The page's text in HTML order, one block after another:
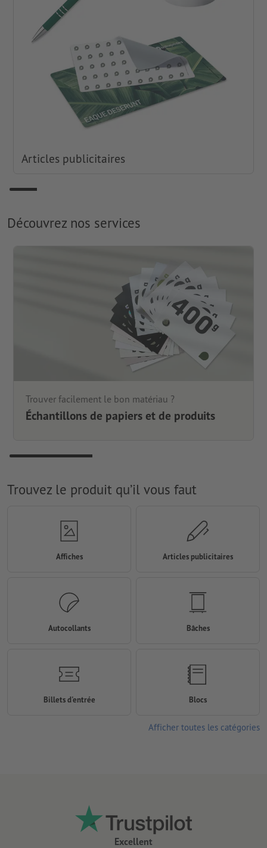
Articles publicitaires
Découvrez nos services
Trouver facilement le bon matériau ?
Échantillons de papiers et de produits
Excellent
Trouvez le produit qu’il vous faut
Affiches Articles publicitaires
Autocollants Bâches
Billets d'entrée Blocs
Afficher toutes les catégories